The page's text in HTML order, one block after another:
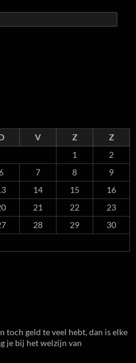
V Z
Z
1
2
7 8
9
14 15
16
21 22
23
28 29
30
toch geld te veel hebt, dan is elke
je bij het welzijn van